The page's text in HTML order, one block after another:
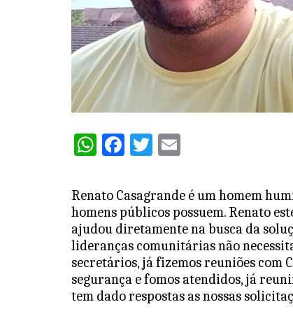
W
at
s
A
p
p
F
c
e
b
o
o
k
T
itt
er
ai
l
Renato Casagrande é um homem
homens públicos possuem. Renato
ajudou diretamente na busca da
lideranças comunitárias não
secretários, já fizemos reuniões com
segurança e fomos atendidos, já
tem dado respostas as nossas